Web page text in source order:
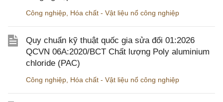
Công nghiệp Hóa chất - Vật liệu nổ công nghiệp
Quy chuẩn kỹ thuật quốc gia sửa đổi 01:2026
QCVN 06A:2020/BCT Chất lượng Poly aluminium
chloride (PAC)
Công nghiệp Hóa chất - Vật liệu nổ công nghiệp